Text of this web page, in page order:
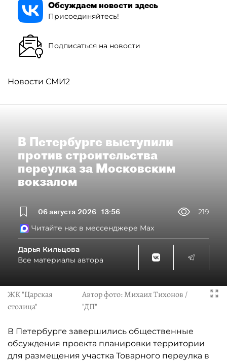
Обсуждаем новости здесь
Присоединяйтесь!
Подписаться на новости
Новости СМИ2
В Петербурге выступили
против строительства
переулка за Московским
вокзалом
06 августа 2026 13:56
219
Читайте нас в мессенджере Max
Дарья Кильцова
Все материалы автора
ЖК "Царская
столица"
Автор фото:Михаил Тихонов /
"ДП"
В Петербурге завершились общественные
обсуждения проекта планировки территории
для размещения участка Товарного переулка в